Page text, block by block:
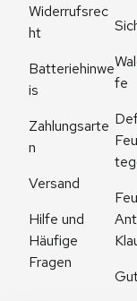
Widerrufsrec
ht
Batteriehinwe
is
Zahlungsarte
n
Versand
Hilfe und
Häufige
Fragen
fe